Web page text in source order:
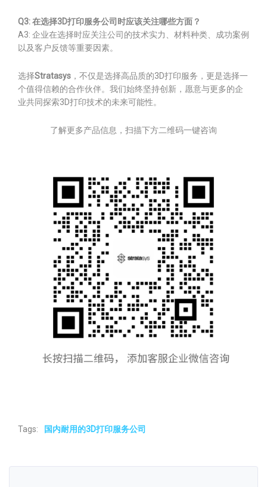
Q3: 在选择3D打印服务公司时应该关注哪些方面？
A3: 企业在选择时应关注公司的技术实力、材料种类、成功案例
以及客户反馈等重要因素。
选择Stratasys ，不仅是选择高品质的3D打印服务，更是选择一
个值得信赖的合作伙伴。我们始终坚持创新，愿意与更多的企
业共同探索3D打印技术的未来可能性。
了解更多产品信息，扫描下方二维码一键咨询
Tags: 国内耐用的3D打印服务公司